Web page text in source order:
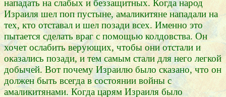
нападать на слабых и беззащитных. Когда народ
Израиля шел поп пустыне, амаликитяне нападали на
тех, кто отставал и шел позади всех. Именно это
пытается сделать враг с помощью колдовства. Он
хочет ослабить верующих, чтобы они отстали и
оказались позади, и тем самым стали для него легкой
добычей. Вот почему Израилю было сказано, что он
должен быть всегда в состоянии войны с
амаликитянами. Когда царям Израиля было